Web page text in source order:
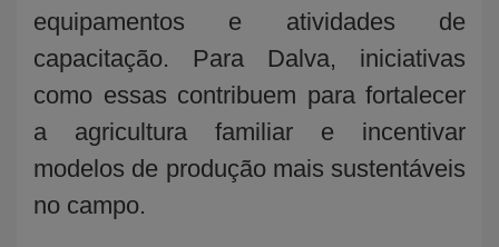
equipamentos e atividades de
capacitação. Para Dalva, iniciativas
como essas contribuem para fortalecer
a agricultura familiar e incentivar
modelos de produção mais sustentáveis
no campo.